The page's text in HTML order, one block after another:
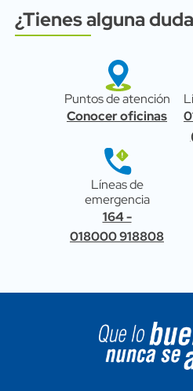
Subtitulo
¿Tienes alguna
Archivo
Title
Puntos de atención
Bloque Link
Conocer oficinas
Archivo
Líneas de
emergencia
Bloque Link
164 -
018000 918808
Image block